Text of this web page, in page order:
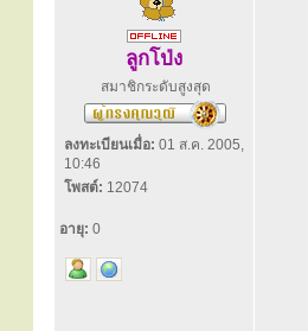
ลูกโป่ง
สมาชิกระดับสูงสุด
ลงทะเบียนเมื่อ: 01 ส.ค. 2005,
10:46
โพสต์: 12074
อายุ: 0